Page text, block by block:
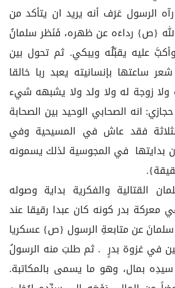
الرسول عَرَف أنه يريد ان يتأكد من
{ص} رداءَه عن ظهره، فَنَظر سلمانُ
عليه يقبِّلُه ويبكي. ثم تحول بين
ساعتها بإنسانيته يعبد ربا خالقا
ولا زوجة له ولا ولد ولا يشبهه شيء
انه الصحابي الوحيد بين الصحابة
فقد عاش في المسيحية وفي
بدايتها في المجوسية لذلك يسمونه
القتالية والفكرية بداية وصوله
معركة بدر كونه كان عبدا رقيقا عند
عن متابعةِ الرسول {ص} عسكريا
في غزوة بدرٍ . ثم طلبَ منه الرسولُ
بمال، وهو ما يسمى بالمكاتبة.